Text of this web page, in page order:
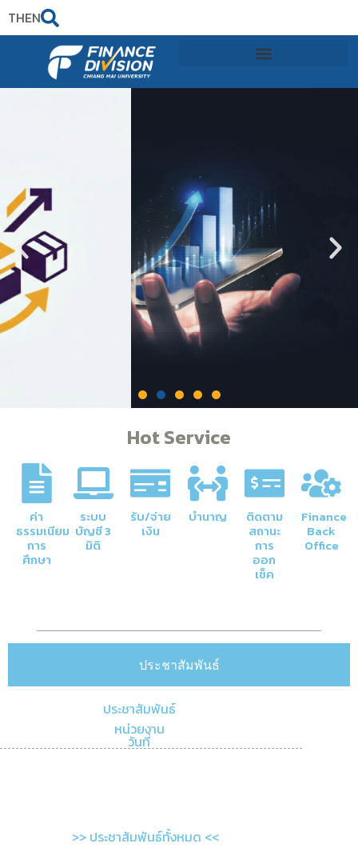
THEN
ภารกิจหลักของกองคลัง
Click Here
Hot Service
ค่า
ธรรมเนียม
การ
ศึกษา
ระบบ
บัญชี 3
มิติ
รับ/จ่าย
เงิน
บำนาญ ติดตาม
สถานะ
การ
ออก
เช็ค
Finance
Back
Office
ประชาสัมพันธ์
ประชาสัมพันธ์
หน่วยงาน
วันที่
>> ประชาสัมพันธ์ทั้งหมด <<